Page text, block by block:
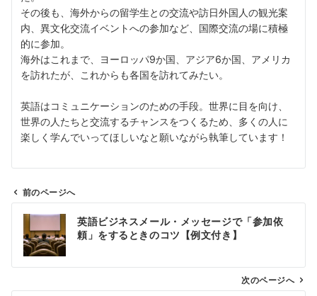
その後も、海外からの留学生との交流や訪日外国人の観光案
内、異文化交流イベントへの参加など、国際交流の場に積極
的に参加。
海外はこれまで、ヨーロッパ9か国、アジア6か国、アメリカ
を訪れたが、これからも各国を訪れてみたい。
英語はコミュニケーションのための手段。世界に目を向け、
世界の人たちと交流するチャンスをつくるため、多くの人に
楽しく学んでいってほしいなと願いながら執筆しています！
前のページへ
英語ビジネスメール・メッセージで「参加依
頼」をするときのコツ【例文付き】
次のページへ